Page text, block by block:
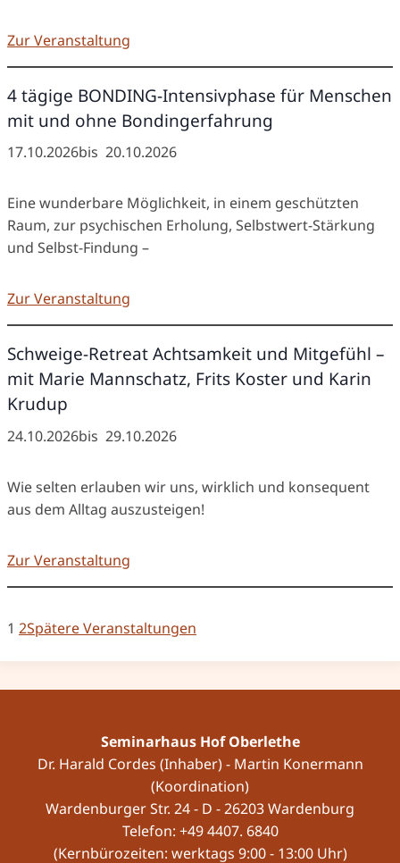
Zur Veranstaltung
4 tägige BONDING-Intensivphase für Menschen
mit und ohne Bondingerfahrung
17.10.2026bis 20.10.2026
Eine wunderbare Möglichkeit, in einem geschützten
Raum, zur psychischen Erholung, Selbstwert-Stärkung
und Selbst-Findung –
Zur Veranstaltung
Schweige-Retreat Achtsamkeit und Mitgefühl –
mit Marie Mannschatz, Frits Koster und Karin
Krudup
24.10.2026bis 29.10.2026
Wie selten erlauben wir uns, wirklich und konsequent
aus dem Alltag auszusteigen!
Zur Veranstaltung
1 2Spätere Veranstaltungen
Seminarhaus Hof Oberlethe
Dr. Harald Cordes (Inhaber) - Martin Konermann
(Koordination)
Wardenburger Str. 24 - D - 26203 Wardenburg
Telefon: +49 4407. 6840
(Kernbürozeiten: werktags 9:00 - 13:00 Uhr)